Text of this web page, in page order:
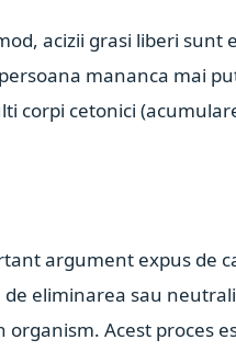
acizii grasi liberi
mananca mai
corpi cetonici
argument expus de
eliminarea sau
Acest proces